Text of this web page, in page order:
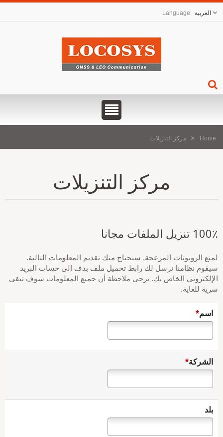
العربية
Home مركز التنزيلات
مركز التنزيلات
100٪ تنزيل الملفات مجانا
لمنع الروبوتات المزعجة, سنحتاج منك تقديم المعلومات التالية.
سيقوم نظامنا نرسل لك رابط تحميل ملف بدف إلى حساب البريد
الإلكتروني الخاص بك. يرجى ملاحظة أن جميع المعلومات سوف تبقى
سرية للغاية.
اسم*
الشركة*
بلد